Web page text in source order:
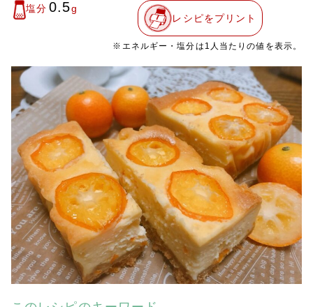
奨励金受託手数料
営業日カレンダー
会社案内
多摩青果便り
採用情報
アクセス
塩分 0.5g
レシピをプリント
※エネルギー・塩分は1人当たりの値を表示。